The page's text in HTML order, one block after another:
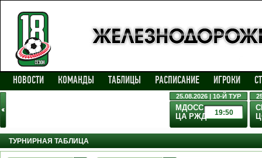
НОВОСТИ КОМАНДЫ ТАБЛИЦЫ РАСПИСАНИЕ ИГРОКИ
25.08.2026 | 10-Й ТУР
19:50
МДОСС
ЦА РЖД
ТУРНИРНАЯ ТАБЛИЦА